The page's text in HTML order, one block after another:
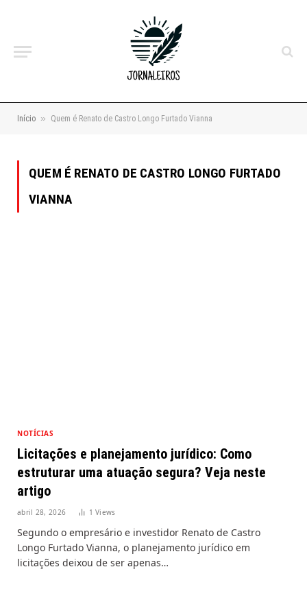
Início » Quem é Renato de Castro Longo Furtado Vianna
QUEM É RENATO DE CASTRO LONGO FURTADO
VIANNA
NOTÍCIAS
Licitações e planejamento jurídico: Como
estruturar uma atuação segura? Veja neste
artigo
abril 28, 2026 1Views
Segundo o empresário e investidor Renato de Castro
Longo Furtado Vianna, o planejamento jurídico em
licitações deixou de ser apenas…